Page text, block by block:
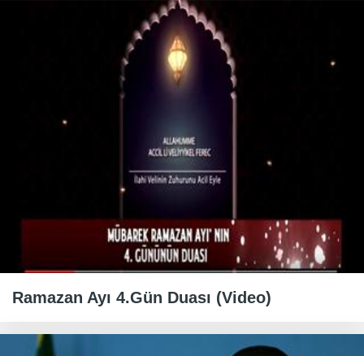
Ramazan Ayı 4.Gün Duası (Video)